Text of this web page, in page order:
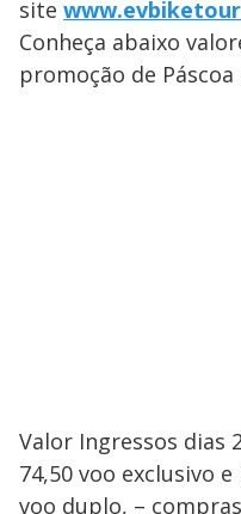
site
Conheça abaixo
promoção de
Valor Ingressos dias
74,50 voo exclusivo
voo duplo, –